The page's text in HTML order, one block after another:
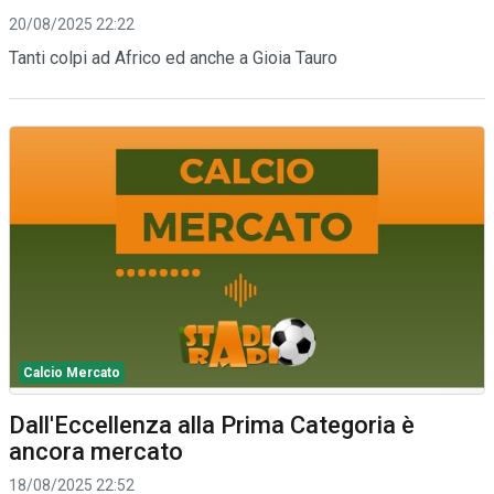
20/08/2025 22:22
Tanti colpi ad Africo ed anche a Gioia Tauro
Calcio Mercato
Dall'Eccellenza alla Prima Categoria è
ancora mercato
18/08/2025 22:52